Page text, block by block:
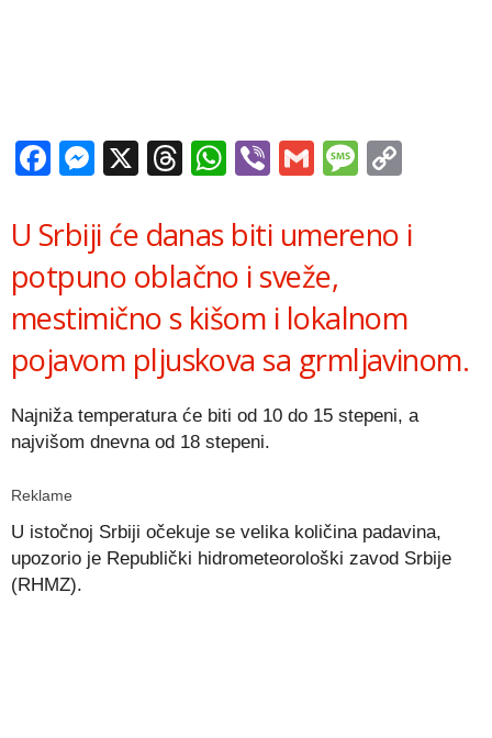
Facebook
Messenger
X Threads
WhatsApp
ViberGmail
U Srbiji će danas biti umereno i
potpuno oblačno i sveže,
mestimično s kišom i lokalnom
pojavom pljuskova sa grmljavinom.
Najniža temperatura će biti od 10 do 15 stepeni, a
najvišom dnevna od 18 stepeni.
Reklame
U istočnoj Srbiji očekuje se velika količina padavina,
upozorio je Republički hidrometeorološki zavod Srbije
(RHMZ).